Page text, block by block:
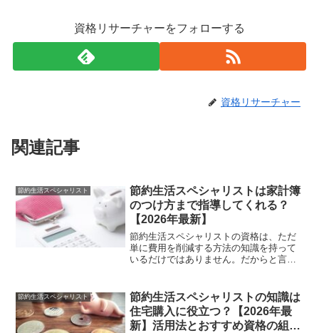
資格リサーチャーをフォローする
資格リサーチャー
関連記事
節約生活スペシャリスト
節約生活スペシャリストは家計簿
のつけ方まで指導してくれる？
【2026年最新】
節約生活スペシャリストの資格は、ただ
単に費用を削減する方法の知識を持って
いるだけではありません。だからと言っ
でしょうか？今回は節約生活スペシャリ
ストが家計簿のつけ方を教え...
節約生活スペシャリスト
節約生活スペシャリストの知識は
住宅購入に役立つ？【2026年最
新】活用法とおすすめ資格の組み